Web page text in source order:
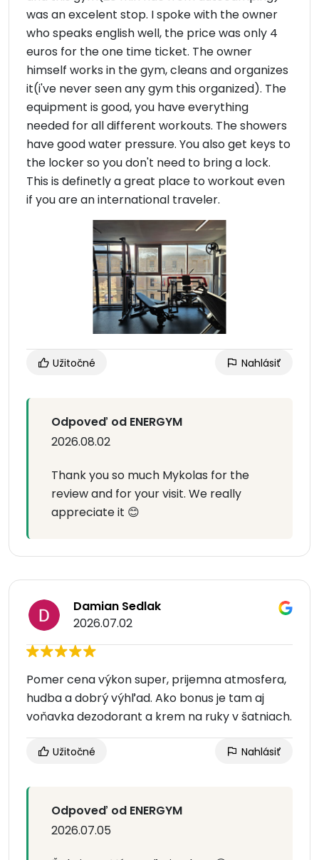
was an excelent stop. I spoke with the owner
who speaks english well, the price was only 4
euros for the one time ticket. The owner
himself works in the gym, cleans and organizes
it(i've never seen any gym this organized). The
equipment is good, you have everything
needed for all different workouts. The showers
have good water pressure. You also get keys to
the locker so you don't need to bring a lock.
This is definetly a great place to workout even
if you are an international traveler.
Užitočné Nahlásiť
Odpoveď od ENERGYM
2026.08.02
Thank you so much Mykolas for the
review and for your visit. We really
appreciate it 😊
Damian Sedlak
2026.07.02
Pomer cena výkon super, prijemna atmosfera,
hudba a dobrý výhľad. Ako bonus je tam aj
voňavka dezodorant a krem na ruky v šatniach.
Užitočné Nahlásiť
Odpoveď od ENERGYM
2026.07.05